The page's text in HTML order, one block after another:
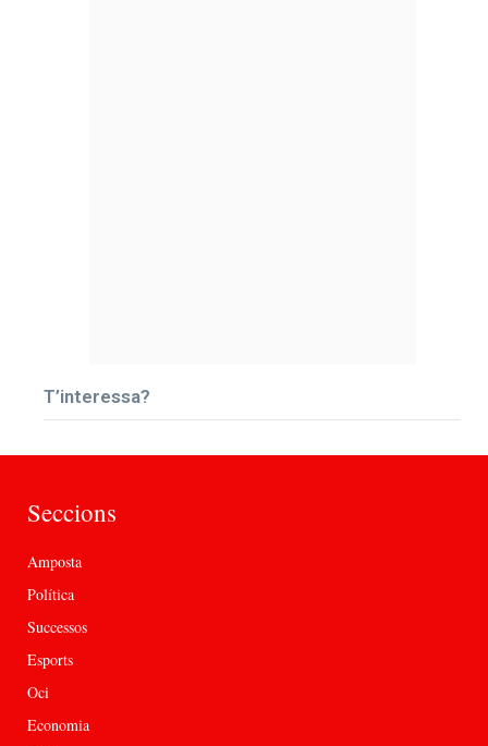
T’interessa?
Seccions
Amposta
Política
Successos
Esports
Oci
Economia